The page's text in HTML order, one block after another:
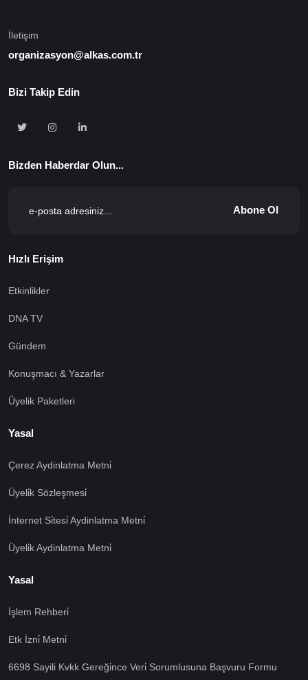
İletişim
organizasyon@alkas.com.tr
Bizi Takip Edin
Bizden Haberdar Olun...
Abone Ol
Hızlı Erişim
Etkinlikler
DNA TV
Gündem
Konuşmacı & Yazarlar
Üyelik Paketleri
Yasal
Çerez Aydinlatma Metni̇
Üyeli̇k Sözleşmesi̇
İnternet Si̇tesi̇ Aydinlatma Metni̇
Üyeli̇k Aydinlatma Metni̇
Yasal
İşlem Rehberi̇
Etk İzni̇ Metni̇
6698 Sayili Kvkk Gereği̇nce Veri̇ Sorumlusuna Başvuru Formu